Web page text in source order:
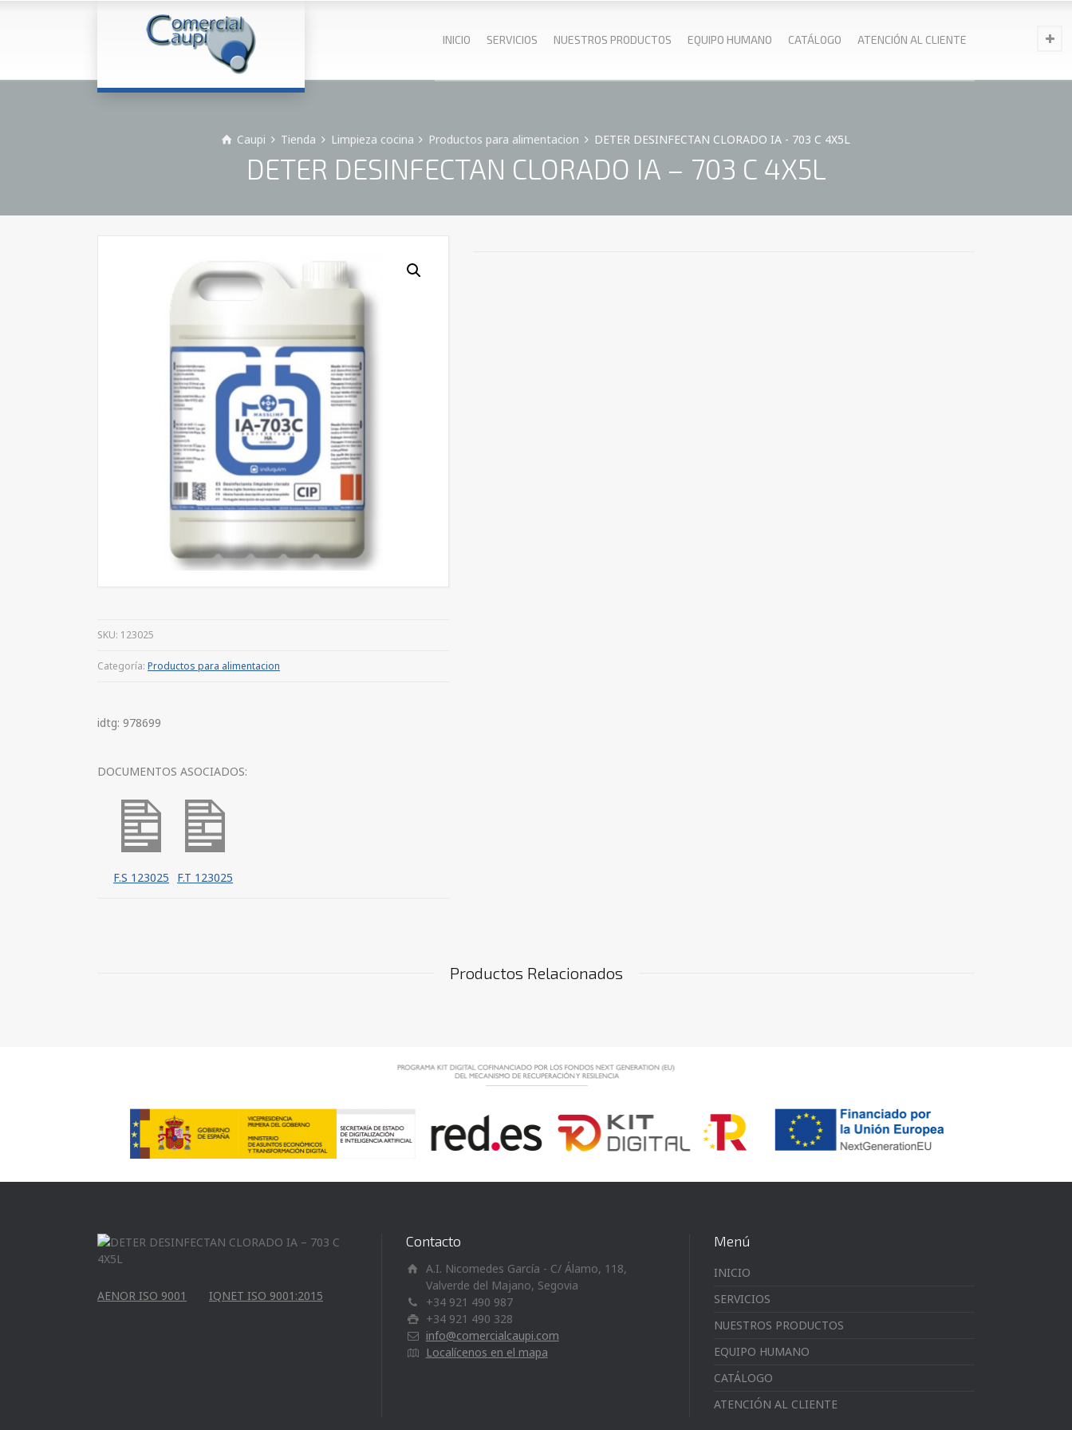
INICIO SERVICIOS NUESTROS PRODUCTOS EQUIPO HUMANO CATÁLOGO ATENCIÓN AL CLIENTE
Caupi Tienda Limpieza cocina Productos para alimentacion DETER DESINFECTAN CLORADO IA - 703 C 4X5L
DETER DESINFECTAN CLORADO IA – 703 C 4X5L
SKU: 123025
Categoría: Productos para alimentacion
idtg: 978699
DOCUMENTOS ASOCIADOS:
F.S 123025 F.T 123025
Productos Relacionados
AENOR ISO 9001 IQNET ISO 9001:2015
Contacto
A.I. Nicomedes García - C/ Álamo, 118,
Valverde del Majano, Segovia
+34 921 490 987
+34 921 490 328
info@comercialcaupi.com
Localícenos en el mapa
Menú
INICIO
SERVICIOS
NUESTROS PRODUCTOS
EQUIPO HUMANO
CATÁLOGO
ATENCIÓN AL CLIENTE